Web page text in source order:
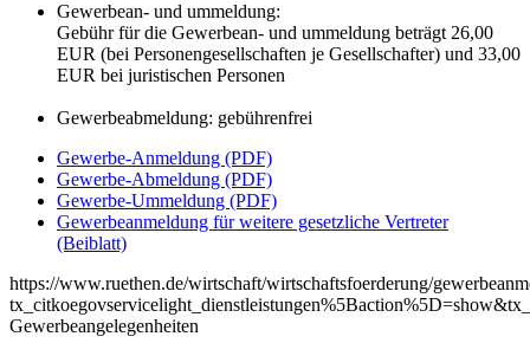
Gewerbean- und ummeldung:
Gebühr für die Gewerbean- und ummeldung beträgt 26,00
EUR (bei Personengesellschaften je Gesellschafter) und 33,00
EUR bei juristischen Personen
Gewerbeabmeldung: gebührenfrei
Gewerbe-Anmeldung (PDF)
Gewerbe-Abmeldung (PDF)
Gewerbe-Ummeldung (PDF)
Gewerbeanmeldung für weitere gesetzliche Vertreter
(Beiblatt)
https://www.ruethen.de/wirtschaft/wirtschaftsfoerderung/
Gewerbeangelegenheiten